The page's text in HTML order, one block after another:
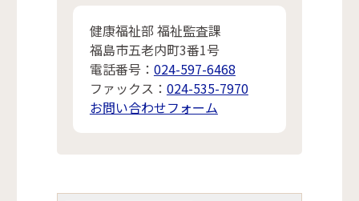
健康福祉部 福祉監査課
福島市五老内町3番1号
電話番号： 024-597-6468
ファックス： 024-535-7970
お問い合わせフォーム